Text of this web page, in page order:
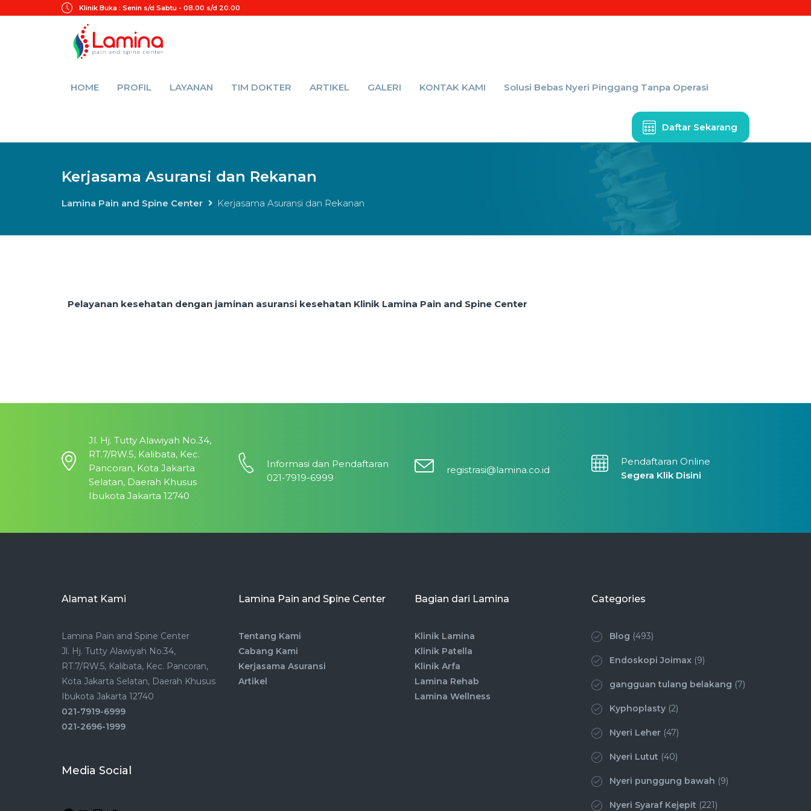
Klinik Buka : Senin s/d Sabtu - 08.00 s/d 20.00
HOME PROFIL LAYANAN TIM DOKTER ARTIKEL GALERI KONTAK KAMI Solusi Bebas Nyeri Pinggang Tanpa Operasi
Daftar Sekarang
Kerjasama Asuransi dan Rekanan
Lamina Pain and Spine Center Kerjasama Asuransi dan Rekanan
Pelayanan kesehatan dengan jaminan asuransi kesehatan Klinik Lamina Pain and Spine Center
Jl. Hj. Tutty Alawiyah No.34,
RT.7/RW.5, Kalibata, Kec.
Pancoran, Kota Jakarta
Selatan, Daerah Khusus
Ibukota Jakarta 12740
Informasi dan Pendaftaran
021-7919-6999
registrasi@lamina.co.id
Pendaftaran Online
Segera Klik Disini
Alamat Kami
Lamina Pain and Spine Center
Jl. Hj. Tutty Alawiyah No.34,
RT.7/RW.5, Kalibata, Kec. Pancoran,
Kota Jakarta Selatan, Daerah Khusus
Ibukota Jakarta 12740
021-7919-6999
021-2696-1999
Media Social
Lamina Pain and Spine Center
Tentang Kami
Cabang Kami
Kerjasama Asuransi
Artikel
Bagian dari Lamina
Klinik Lamina
Klinik Patella
Klinik Arfa
Lamina Rehab
Lamina Wellness
Categories
Blog (493)
Endoskopi Joimax(9)
gangguan tulang belakang (7)
Kyphoplasty(2)
Nyeri Leher(47)
Nyeri Lutut (40)
Nyeri punggung bawah (9)
Nyeri Syaraf Kejepit (221)